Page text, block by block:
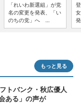
「れいわ新選組」が党
名の変更を発表、「い
のちの党」へ ...
もっと見る
トバンク・秋広優人
ある」の声が